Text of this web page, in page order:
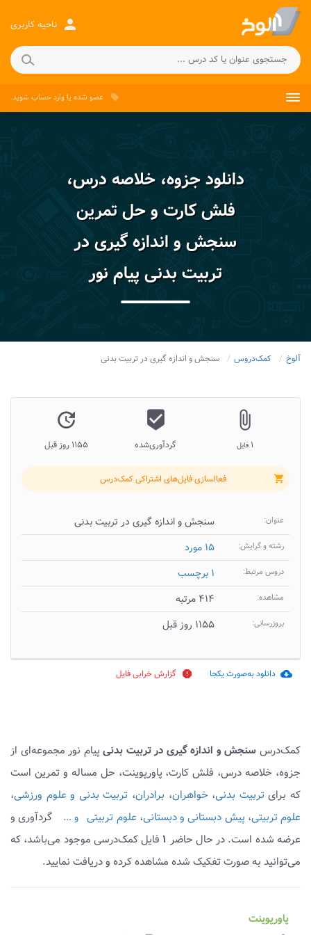
person ناحیه کاربری
local_offer عضو شده یاوارد حساب شوید.
دانلود جزوه، خلاصه درس،
فلش کارت و حل تمرین
سنجش و اندازه گیری در
تربیت بدنی پیام نور
آلوخ کمک‌دروس سنجش و اندازه گیری در تربیت بدنی
attach_file
۱ فایل
beenhere
گردآوری‌شده
update
۱۱۵۵ روز قبل
shopping_cart فعالسازی فایل‌های اشتراکی کمک‌درس
عنوان: سنجش و اندازه گیری در تربیت بدنی
رشته و گرایش: ۱۵ مورد
دروس مرتبط: ۱ برچسب
مشاهده: ۴۱۴ مرتبه
بروزرسانی: ۱۱۵۵ روز قبل
cloud_download دانلود به‌صورت یکجا report گزارش خرابی فایل
کمک‌درس سنجش و اندازه گیری در تربیت بدنیپیام نور مجموعه‌ای از
جزوه، خلاصه درس، فلش کارت، پاورپوینت، حل مساله و تمرین است
که برایتربیت بدنی،خواهران، برادران، تربیت بدنی و علوم ورزشی،
علوم تربیتی، پیش دبستانی و دبستانی، علوم تربیتی و ...
گردآوری و
عرضه شده است. در حال حاضر ۱فایل کمک‌درسی موجود می‌باشد، که
می‌توانید به صورت تفکیک شده مشاهده کرده و دریافت نمایید.
پاورپوینت